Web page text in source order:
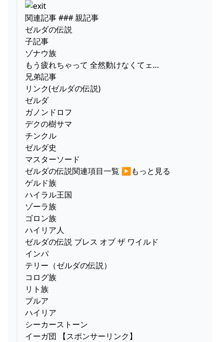
関連記事 ### 親記事
ゼルダの伝説
子記事
ゾナウ族
もう疲れちゃって 全然動けなくてェ…
兄弟記事
リンク(ゼルダの伝説)
ゼルダ
ガノンドロフ
デクの樹サマ
チンクル
ゼルダ史
マスターソード
ゼルダの伝説関連項目一覧 ▶もっと見る
ゲルド族
ハイラル王国
ゾーラ族
ゴロン族
ハイリア人
ゼルダの伝説 ブレス オブ ザ ワイルド
インパ
テリー（ゼルダの伝説）
コログ族
リト族
プルア
ハイリア
シーカーストーン
イーガ団 【スポンサーリンク】